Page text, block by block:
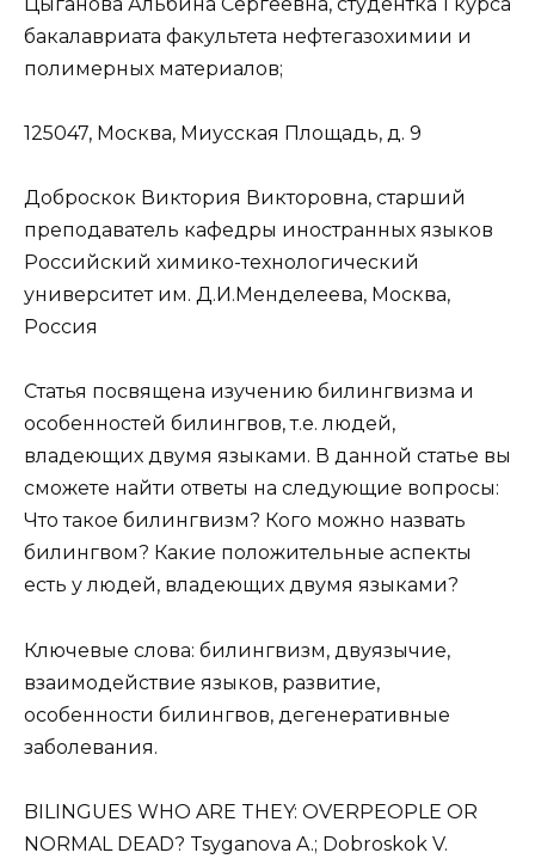
бакалавриата факультета нефтегазохимии и
полимерных материалов;
125047, Москва, Миусская Площадь, д. 9
Доброскок Виктория Викторовна, старший
преподаватель кафедры иностранных языков
Российский химико-технологический
университет им. Д.И.Менделеева, Москва,
Россия
Статья посвящена изучению билингвизма и
особенностей билингвов, т.е. людей,
владеющих двумя языками. В данной статье вы
сможете найти ответы на следующие вопросы:
Что такое билингвизм? Кого можно назвать
билингвом? Какие положительные аспекты
есть у людей, владеющих двумя языками?
Ключевые слова: билингвизм, двуязычие,
взаимодействие языков, развитие,
особенности билингвов, дегенеративные
заболевания.
BILINGUES WHO ARE THEY: OVERPEOPLE OR
NORMAL DEAD? Tsyganova A.; Dobroskok V.